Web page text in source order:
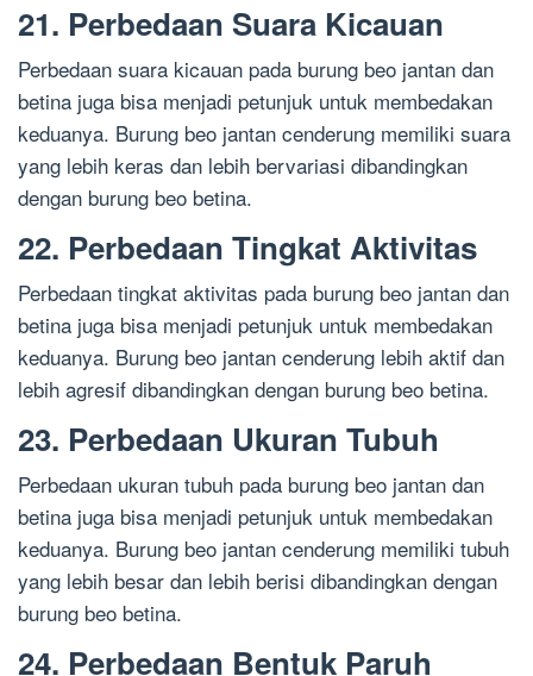
21. Perbedaan Suara Kicauan
Perbedaan suara kicauan pada burung beo jantan dan
betina juga bisa menjadi petunjuk untuk membedakan
keduanya. Burung beo jantan cenderung memiliki suara
yang lebih keras dan lebih bervariasi dibandingkan
dengan burung beo betina.
22. Perbedaan Tingkat Aktivitas
Perbedaan tingkat aktivitas pada burung beo jantan dan
betina juga bisa menjadi petunjuk untuk membedakan
keduanya. Burung beo jantan cenderung lebih aktif dan
lebih agresif dibandingkan dengan burung beo betina.
23. Perbedaan Ukuran Tubuh
Perbedaan ukuran tubuh pada burung beo jantan dan
betina juga bisa menjadi petunjuk untuk membedakan
keduanya. Burung beo jantan cenderung memiliki tubuh
yang lebih besar dan lebih berisi dibandingkan dengan
burung beo betina.
24. Perbedaan Bentuk Paruh